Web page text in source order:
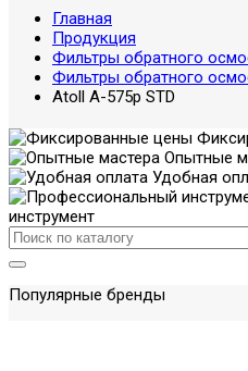
Главная
Продукция
Фильтры обратного
Фильтры обратного
Atoll A-575p STD
Опытные
Удобная
инструмент
Популярные бренды